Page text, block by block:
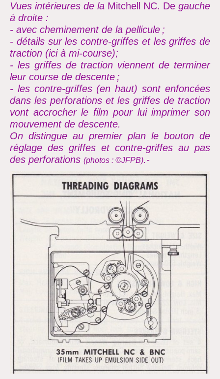
Vues intérieures de la Mitchell NC. De gauche
à droite :
- avec cheminement de la pellicule ;
- détails sur les contre-griffes et les griffes de
traction (ici à mi-course);
- les griffes de traction viennent de terminer
leur course de descente ;
- les contre-griffes (en haut) sont enfoncées
dans les perforations et les griffes de traction
vont accrocher le film pour lui imprimer son
mouvement de descente.
On distingue au premier plan le bouton de
réglage des griffes et contre-griffes au pas
des perforations (photos : ©JFPB).-